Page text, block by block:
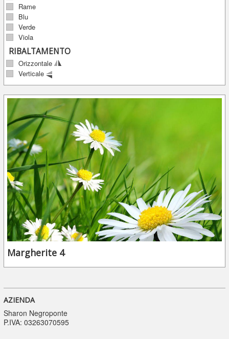
Rame
Blu
Verde
Viola
RIBALTAMENTO
Orizzontale
Verticale
Margherite 4
AZIENDA
Sharon Negroponte
P.IVA: 03263070595